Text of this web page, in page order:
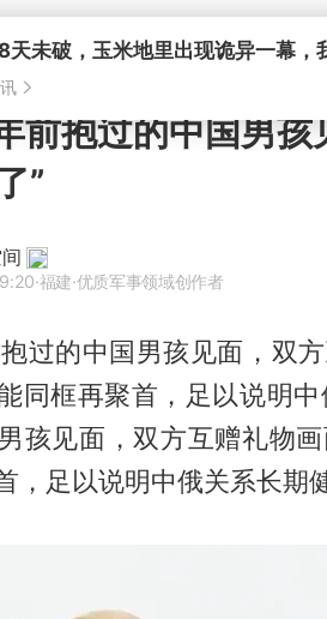
天未破，玉米地里出现诡异一幕，
前抱过的中国男孩
”
·福建·优质军事领域创作者
过的中国男孩见面，双
同框再聚首，足以说明
孩见面，双方互赠礼物
，足以说明中俄关系长期